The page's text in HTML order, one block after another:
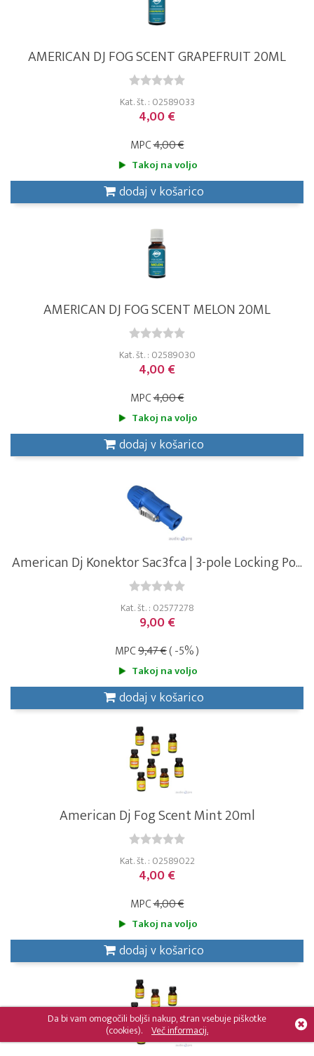
AMERICAN DJ FOG SCENT GRAPEFRUIT 20ML
Kat. št. : 02589033
4,00 €
MPC4,00 €
Takoj na voljo
dodaj v košarico
AMERICAN DJ FOG SCENT MELON 20ML
Kat. št. : 02589030
4,00 €
MPC4,00 €
Takoj na voljo
dodaj v košarico
American Dj Konektor Sac3fca | 3-pole Locking Po...
Kat. št. : 02577278
9,00 €
MPC9,47 €( -5% )
Takoj na voljo
dodaj v košarico
American Dj Fog Scent Mint 20ml
Kat. št. : 02589022
4,00 €
MPC4,00 €
Takoj na voljo
dodaj v košarico
Da bi vam omogočili boljši nakup, stran vsebuje piškotke
(cookies). Več informacij.